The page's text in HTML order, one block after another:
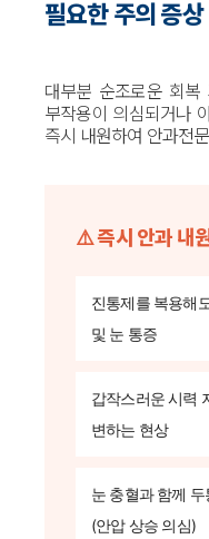
필요한 주의 증상
대부분 순조로운 회
부작용이 의심되거나
즉시 내원하여 안과전
⚠️ 즉시 안과 내
진통제를 복용해
및 눈 통증
갑작스러운 시력
변하는 현상
눈 충혈과 함께
(안압 상승 의심)